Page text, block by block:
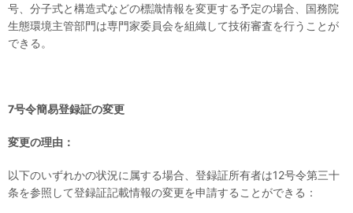
号、分子式と構造式などの標識情報を変更する予定の場合、国務院
生態環境主管部門は専門家委員会を組織して技術審査を行うことが
できる。
7号令簡易登録証の変更
変更の理由：
以下のいずれかの状況に属する場合、登録証所有者は12号令第三十
条を参照して登録証記載情報の変更を申請することができる：